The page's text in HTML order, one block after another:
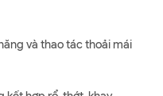
và thao tác thoải mái